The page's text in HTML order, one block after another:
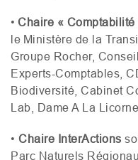
• Chaire «
le Ministère de la
Groupe Rocher,
Experts-Comptables,
Biodiversité, Cabinet
Lab, Dame A La
• Chaire InterActions
Parc Naturels